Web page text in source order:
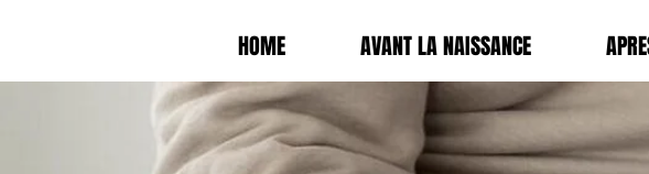
HOME AVANT LA NAISSANCE